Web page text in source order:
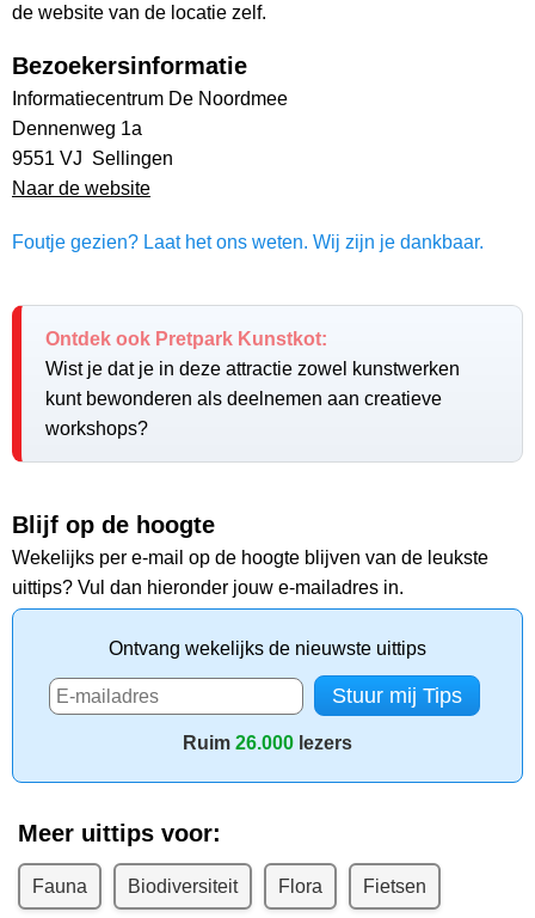
de website van de locatie zelf.
Bezoekersinformatie
Informatiecentrum De Noordmee
Dennenweg 1a
9551 VJ Sellingen
Naar de website
Foutje gezien? Laat het ons weten. Wij zijn je dankbaar.
Ontdek ook Pretpark Kunstkot:
Wist je dat je in deze attractie zowel kunstwerken
kunt bewonderen als deelnemen aan creatieve
workshops?
Blijf op de hoogte
Wekelijks per e-mail op de hoogte blijven van de leukste
uittips? Vul dan hieronder jouw e-mailadres in.
Ontvang wekelijks de nieuwste uittips
Ruim 26.000 lezers
Meer uittips voor:
Fauna Biodiversiteit Flora Fietsen